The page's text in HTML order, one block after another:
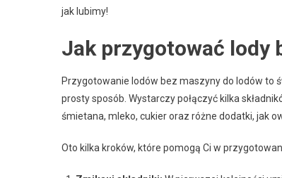
jak lubimy!
Jak przygotować lody
Przygotowanie lodów bez maszyny do lodów to
prosty sposób. Wystarczy połączyć kilka
śmietana, mleko, cukier oraz różne dodatki, jak
Oto kilka kroków, które pomogą Ci w